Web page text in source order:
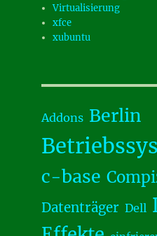
Virtualisierung
xfce
xubuntu
Addons Berlin
c-base
Datenträger Dell